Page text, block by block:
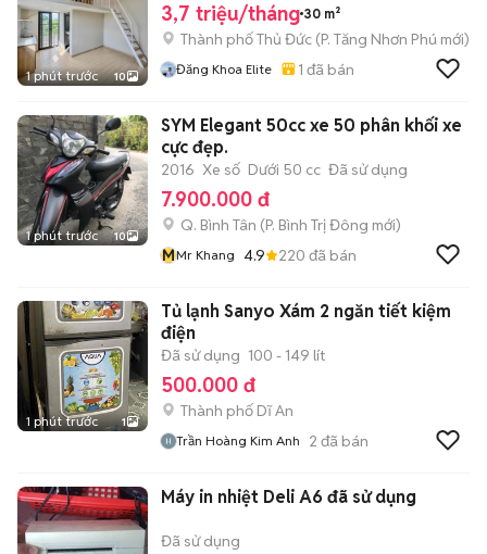
1 phút trước 10
3,7 triệu/tháng 30 m²
Thành phố Thủ Đức (P. Tăng Nhơn Phú mới)
Đăng Khoa Elite 1 đã bán
1 phút trước 10
SYM Elegant 50cc xe 50 phân khối xe
cực đẹp.
2016 Xe số Dưới 50 cc Đã sử dụng
7.900.000 đ
Q. Bình Tân (P. Bình Trị Đông mới)
MMr Khang 4.9 220 đã bán
1 phút trước 1
Tủ lạnh Sanyo Xám 2 ngăn tiết kiệm
điện
Đã sử dụng 100 - 149 lít
500.000 đ
Thành phố Dĩ An
Trần Hoàng Kim Anh 2 đã bán
Máy in nhiệt Deli A6 đã sử dụng
Đã sử dụng